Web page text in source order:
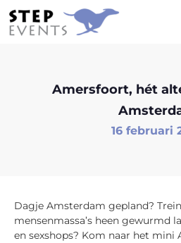
Amersfoort, hét
16 februari
Dagje Amsterdam gepland?
mensenmassa’s heen gewurmd
en sexshops? Kom naar het mini